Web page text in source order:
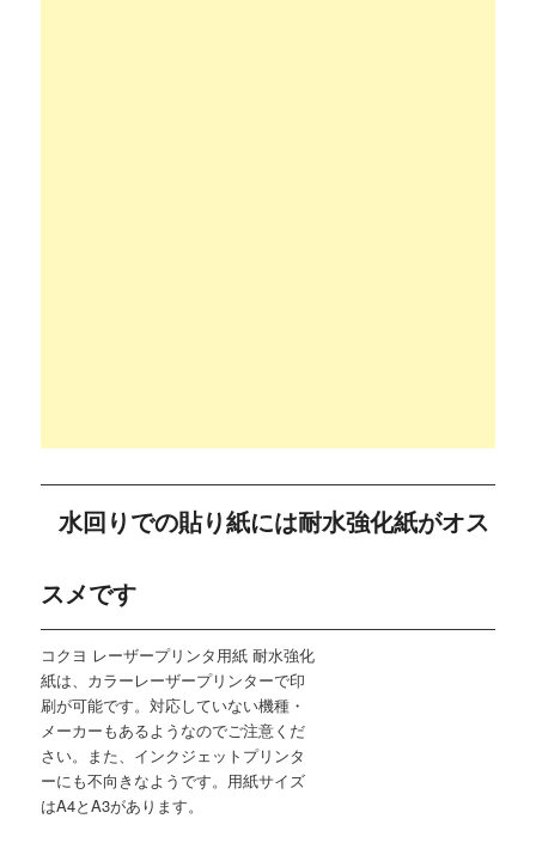
水回りでの貼り紙には耐水強化紙がオス
スメです
コクヨ レーザープリンタ用紙 耐水強化
紙は、カラーレーザープリンターで印
刷が可能です。対応していない機種・
メーカーもあるようなのでご注意くだ
さい。また、インクジェットプリンタ
ーにも不向きなようです。用紙サイズ
はA4とA3があります。